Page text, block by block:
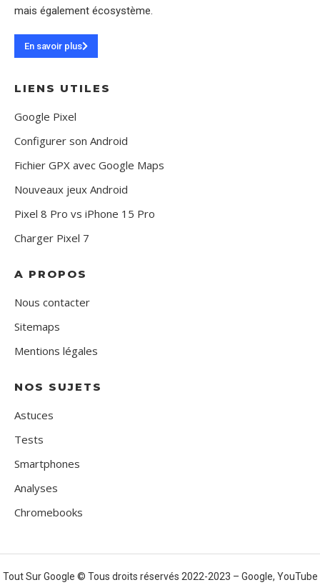
mais également écosystème.
En savoir plus
LIENS UTILES
Google Pixel
Configurer son Android
Fichier GPX avec Google Maps
Nouveaux jeux Android
Pixel 8 Pro vs iPhone 15 Pro
Charger Pixel 7
A PROPOS
Nous contacter
Sitemaps
Mentions légales
NOS SUJETS
Astuces
Tests
Smartphones
Analyses
Chromebooks
Tout Sur Google © Tous droits réservés 2022-2023 – Google, YouTube